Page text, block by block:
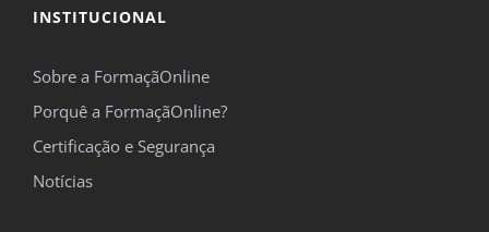
INSTITUCIONAL
Sobre a FormaçãOnline
Porquê a FormaçãOnline?
Certificação e Segurança
Notícias